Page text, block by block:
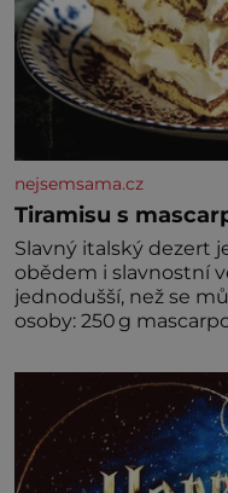
nejsemsama.cz
Tiramisu s
Slavný italský dezert
obědem i slavnostní
jednodušší, než se
osoby: 250 g mascarpone 3 vejce 80 g cukru 200 g
amaretta kakao na posypání Postup: Oddělte
žloutky od bílků.
světlé pěny a
mascarpone, aby